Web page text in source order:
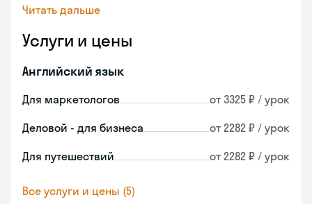
Читать дальше
Услуги и цены
Английский язык
Для маркетологов от 3325 ₽ / урок
Деловой - для бизнеса от 2282 ₽ / урок
Для путешествий от 2282 ₽ / урок
Все услуги и цены (5)